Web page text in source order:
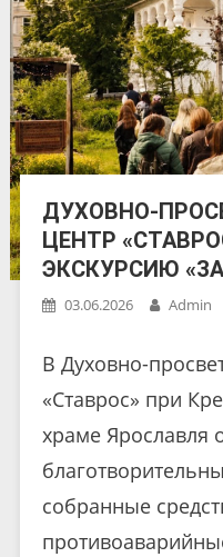
ДУХОВНО-
ЦЕНТР
ЭКСКУРСИЮ
03.06.2026 Admin
В Духовно-
«Ставрос» при
храме Ярославля
собранные